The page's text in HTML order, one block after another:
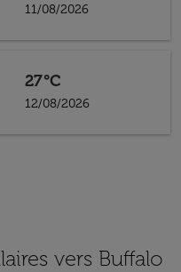
11/08/2026
27°C
12/08/2026
vers Buffalo